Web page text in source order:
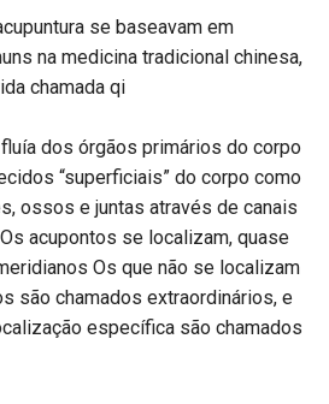
se baseavam em
na medicina tradicional chinesa,
chamada qi
dos órgãos primários do corpo
“superficiais” do corpo como
ossos e juntas através de canais
acupontos se localizam, quase
Os que não se localizam
são chamados extraordinários, e
específica são chamados